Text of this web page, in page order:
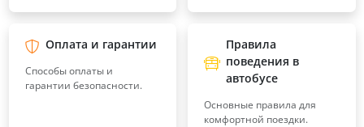
Оплата и гарантии
Способы оплаты и
гарантии безопасности.
Правила
поведения в
автобусе
Основные правила для
комфортной поездки.